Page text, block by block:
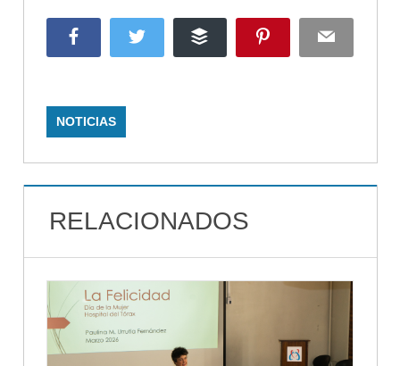
FacebookTwitter Buffer Pinterest Email
NOTICIAS
RELACIONADOS